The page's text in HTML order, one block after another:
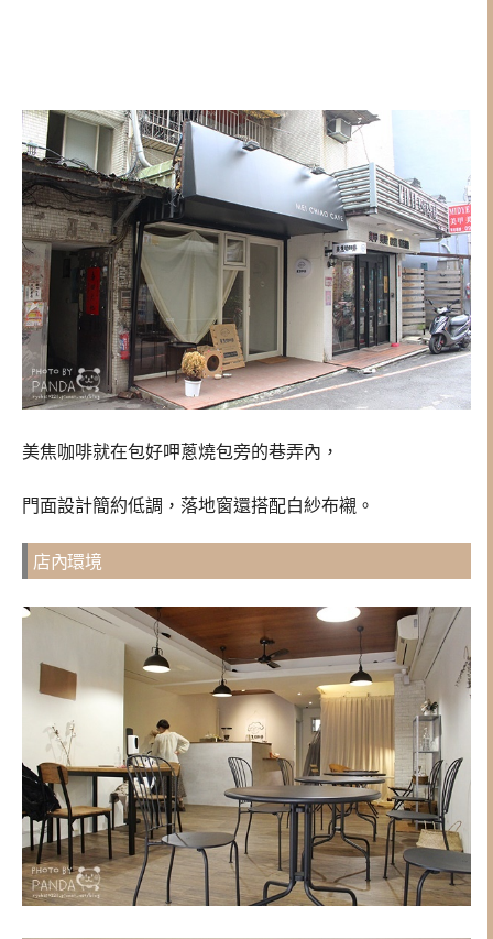
美焦咖啡就在包好呷蔥燒包旁的巷弄內，
門面設計簡約低調，落地窗還搭配白紗布襯。
店內環境